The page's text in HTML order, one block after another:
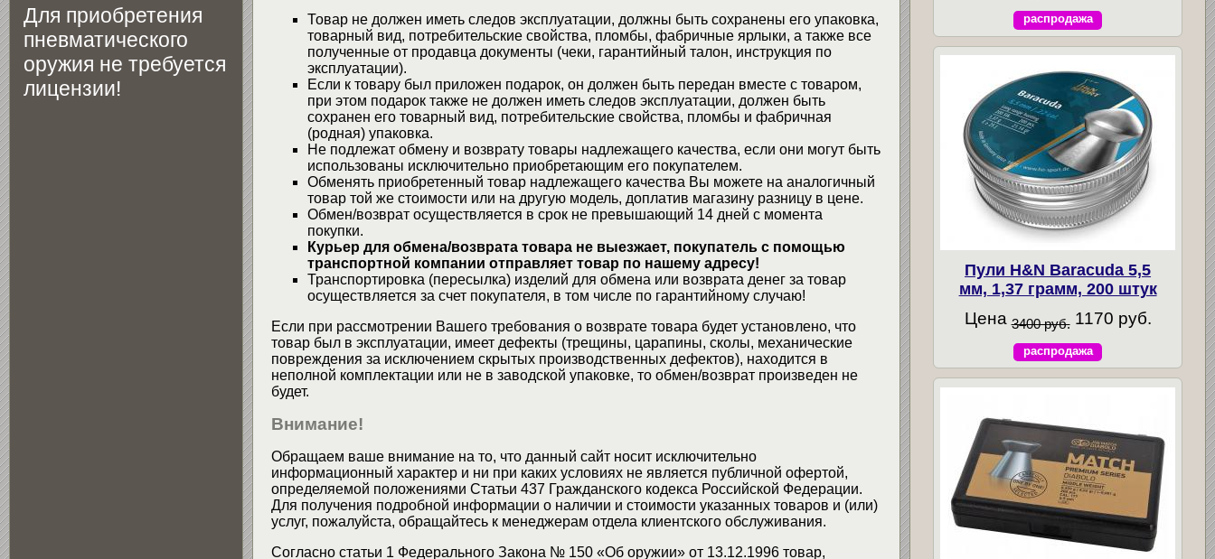
Товар не должен иметь следов эксплуатации, должны быть сохранены его упаковка,
товарный вид, потребительские свойства, пломбы, фабричные ярлыки, а также все
полученные от продавца документы (чеки, гарантийный талон, инструкция по
эксплуатации).
Если к товару был приложен подарок, он должен быть передан вместе с товаром,
при этом подарок также не должен иметь следов эксплуатации, должен быть
сохранен его товарный вид, потребительские свойства, пломбы и фабричная
(родная) упаковка.
Не подлежат обмену и возврату товары надлежащего качества, если они могут быть
использованы исключительно приобретающим его покупателем.
Обменять приобретенный товар надлежащего качества Вы можете на аналогичный
товар той же стоимости или на другую модель, доплатив магазину разницу в цене.
Обмен/возврат осуществляется в срок не превышающий 14 дней с момента
покупки.
Курьер для обмена/возврата товара не выезжает, покупатель с помощью
транспортной компании отправляет товар по нашему адресу!
Транспортировка (пересылка) изделий для обмена или возврата денег за товар
осуществляется за счет покупателя, в том числе по гарантийному случаю!
Если при рассмотрении Вашего требования о возврате товара будет установлено, что
товар был в эксплуатации, имеет дефекты (трещины, царапины, сколы, механические
повреждения за исключением скрытых производственных дефектов), находится в
неполной комплектации или не в заводской упаковке, то обмен/возврат произведен не
будет.
Внимание!
Обращаем ваше внимание на то, что данный сайт носит исключительно
информационный характер и ни при каких условиях не является публичной офертой,
определяемой положениями Статьи 437 Гражданского кодекса Российской Федерации.
Для получения подробной информации о наличии и стоимости указанных товаров и (или)
услуг, пожалуйста, обращайтесь к менеджерам отдела клиентского обслуживания.
Согласно статьи 1 Федерального Закона № 150 «Об оружии» от 13.12.1996 товар,
Для приобретения
пневматического
оружия не требуется
лицензии!
распродажа
Пули H&N Baracuda 5,5
мм, 1,37 грамм, 200 штук
Цена 3400 руб. 1170 руб.
распродажа